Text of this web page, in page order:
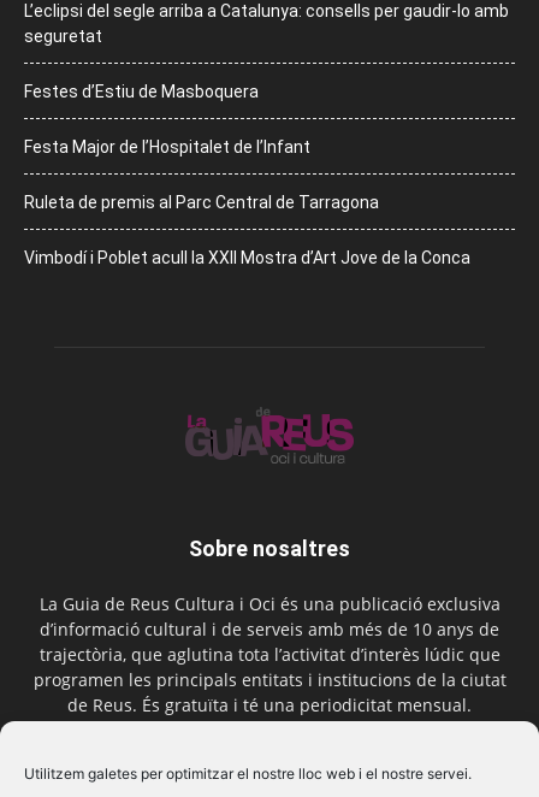
Utilitzem galetes per optimitzar el nostre lloc web i el nostre servei.
L’eclipsi del segle arriba a Catalunya: consells per gaudir-lo amb
seguretat
Festes d’Estiu de Masboquera
Festa Major de l’Hospitalet de l’Infant
Ruleta de premis al Parc Central de Tarragona
Vimbodí i Poblet acull la XXII Mostra d’Art Jove de la Conca
Sobre nosaltres
La Guia de Reus Cultura i Oci és una publicació exclusiva
d’informació cultural i de serveis amb més de 10 anys de
trajectòria, que aglutina tota l’activitat d’interès lúdic que
programen les principals entitats i institucions de la ciutat
de Reus. És gratuïta i té una periodicitat mensual.